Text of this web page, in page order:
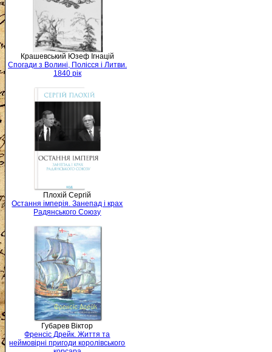
Крашевський Юзеф Ігнацій
Спогади з Волині, Полісся і Литви.
1840 рік
Плохій Сергій
Остання імперія. Занепад і крах
Радянського Союзу
Губарев Віктор
Френсіс Дрейк. Життя та
неймовірні пригоди королівського